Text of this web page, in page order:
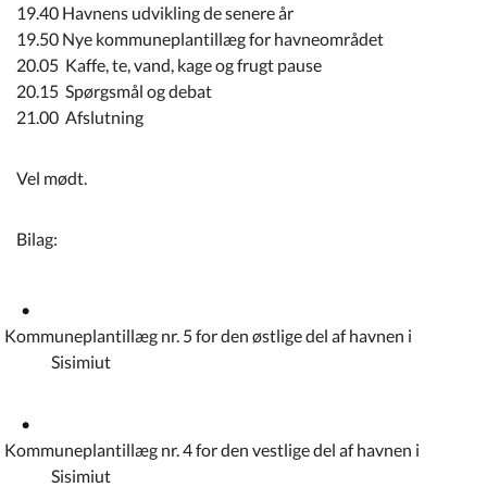
19.40 Havnens udvikling de senere år
19.50 Nye kommuneplantillæg for havneområdet
20.05 Kaffe, te, vand, kage og frugt pause
20.15 Spørgsmål og debat
21.00 Afslutning
Vel mødt.
Bilag:
Kommuneplantillæg nr. 5 for den østlige del af havnen i
Sisimiut
Kommuneplantillæg nr. 4 for den vestlige del af havnen i
Sisimiut